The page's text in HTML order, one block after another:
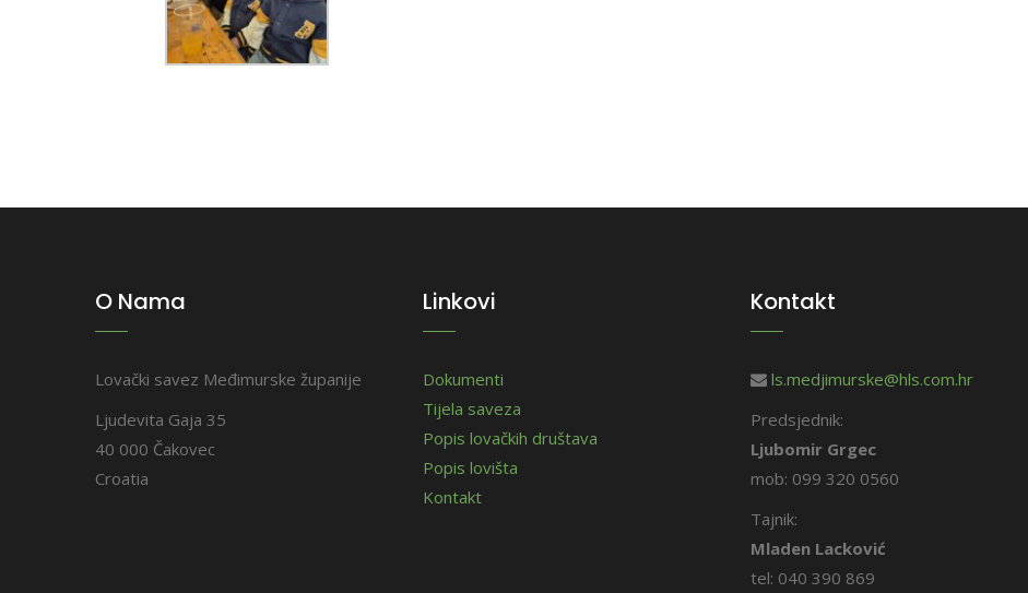
O Nama
Lovački savez Međimurske županije
Ljudevita Gaja 35
40 000 Čakovec
Croatia
Linkovi
Dokumenti
Tijela saveza
Popis lovačkih društava
Popis lovišta
Kontakt
Kontakt
ls.medjimurske@hls.com.hr
Predsjednik:
Ljubomir Grgec
mob: 099 320 0560
Tajnik:
Mladen Lacković
tel: 040 390 869